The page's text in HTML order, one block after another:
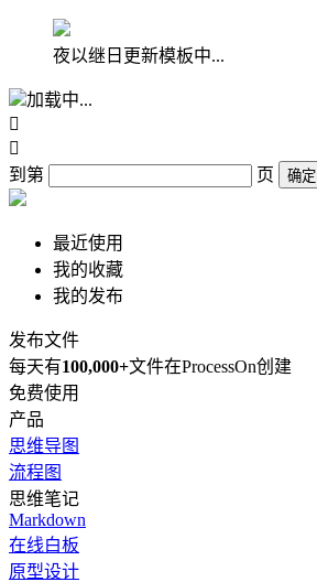
夜以继日更新模板中...
加载中...


到第
页 确定
最近使用
我的收藏
我的发布
发布文件
每天有100,000+文件在ProcessOn创建
免费使用
产品
思维导图
流程图
思维笔记
Markdown
在线白板
原型设计